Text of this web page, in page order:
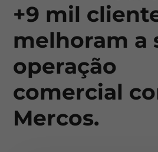
+9 mil
melhoram a
operação
comercial
Mercos.